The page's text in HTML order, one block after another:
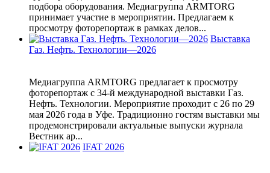
подбора оборудования. Медиагруппа ARMTORG
принимает участие в мероприятии. Предлагаем к
просмотру фоторепортаж в рамках делов...
Выставка
Газ. Нефть. Технологии—2026
Медиагруппа ARMTORG предлагает к просмотру
фоторепортаж с 34-й международной выставки Газ.
Нефть. Технологии. Мероприятие проходит с 26 по 29
мая 2026 года в Уфе. Традиционно гостям выставки мы
продемонстрировали актуальные выпуски журнала
Вестник ар...
IFAT 2026